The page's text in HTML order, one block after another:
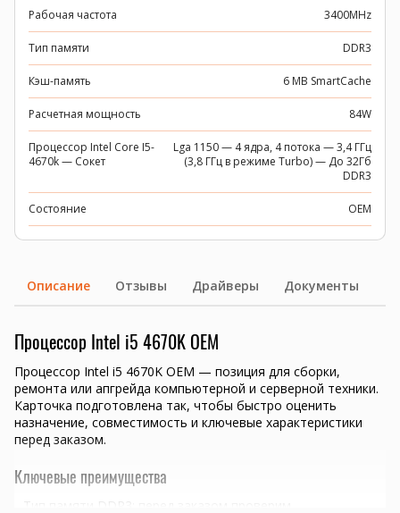
Рабочая частота 3400MHz
Тип памяти DDR3
Кэш-память 6 MB SmartCache
Расчетная мощность 84W
Процессор Intel Core I5-
4670k — Сокет
Lga 1150 — 4 ядра, 4 потока — 3,4 ГГц
(3,8 ГГц в режиме Turbo) — До 32Гб
DDR3
Состояние OEM
Описание Отзывы Драйверы Документы
Процессор Intel i5 4670K OEM
Процессор Intel i5 4670K OEM — позиция для сборки,
ремонта или апгрейда компьютерной и серверной техники.
Карточка подготовлена так, чтобы быстро оценить
назначение, совместимость и ключевые характеристики
перед заказом.
Ключевые преимущества